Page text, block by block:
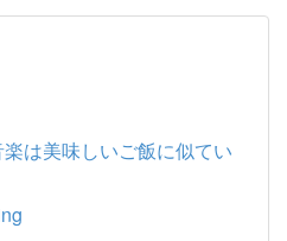
は美味しいご飯に似てい